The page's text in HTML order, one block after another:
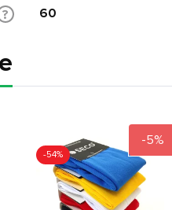
? 60
-5%
-54%